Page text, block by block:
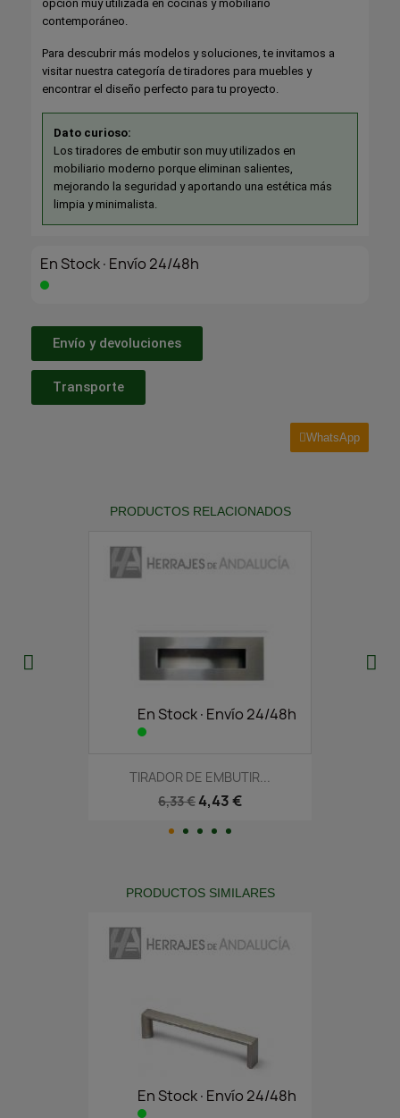
opción muy utilizada en cocinas y mobiliario
contemporáneo.
Para descubrir más modelos y soluciones, te invitamos a
visitar nuestra categoría de tiradores para muebles y
encontrar el diseño perfecto para tu proyecto.
Dato curioso:
Los tiradores de embutir son muy utilizados en
mobiliario moderno porque eliminan salientes,
mejorando la seguridad y aportando una estética más
limpia y minimalista.
En Stock·Envío 24/48h
Envío y devoluciones
Transporte
WhatsApp
PRODUCTOS RELACIONADOS
En Stock·Envío 24/48h
TIRADOR DE EMBUTIR...
6,33 € 4,43 €
PRODUCTOS SIMILARES
En Stock·Envío 24/48h